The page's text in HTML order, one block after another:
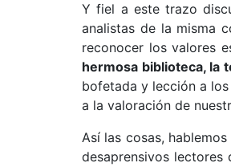
Y fiel a este trazo
analistas de la misma
reconocer los valores
hermosa biblioteca, la
bofetada y lección a
a la valoración de
Así las cosas,
desaprensivos